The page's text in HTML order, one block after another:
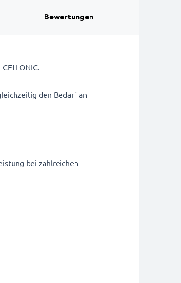
Bewertungen
den Bedarf an
bei zahlreichen